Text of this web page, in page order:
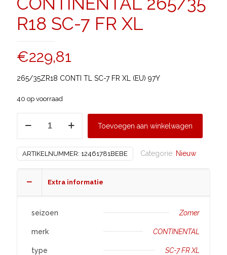
R18 SC-7 FR XL
€229,81
265/35ZR18 CONTI TL SC-7 FR XL (EU) 97Y
40 op voorraad
SC-
Toevoegen aan winkelwagen
ARTIKELNUMMER: 12461781BEBE Categorie: Nieuw
Extra informatie
seizoen Zomer
merk CONTINENTAL
type SC-7 FR XL